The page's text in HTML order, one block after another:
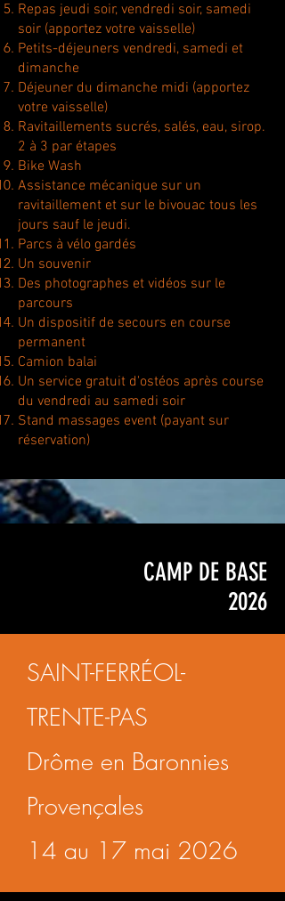
Repas jeudi soir, vendredi soir, samedi
soir (apportez votre vaisselle)
Petits-déjeuners vendredi, samedi et
dimanche
Déjeuner du dimanche midi (apportez
votre vaisselle)
Ravitaillements sucrés, salés, eau, sirop.
2 à 3 par étapes
Bike Wash
Assistance mécanique sur un
ravitaillement et sur le bivouac tous les
jours sauf le jeudi.
Parcs à vélo gardés
Un souvenir
Des photographes et vidéos sur le
parcours
Un dispositif de secours en course
permanent
Camion balai
Un service gratuit d'ostéos après course
du vendredi au samedi soir
Stand massages event (payant sur
réservation)
CAMP DE BASE
2026
SAINT-FERRÉOL-
TRENTE-PAS
Drôme en Baronnies
Provençales
14 au 17 mai 2026